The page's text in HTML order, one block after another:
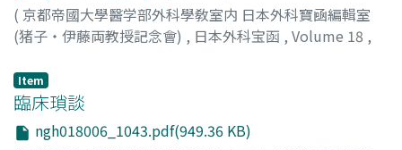
( 京都帝國大學醫学部外科學敎室内 日本外科寶凾編輯室
(猪子・伊藤両教授記念會) , 日本外科宝函 , Volume 18 ,
小龜, 正雄
Item
臨床瑣談
ngh018006_1043.pdf(949.36 KB)